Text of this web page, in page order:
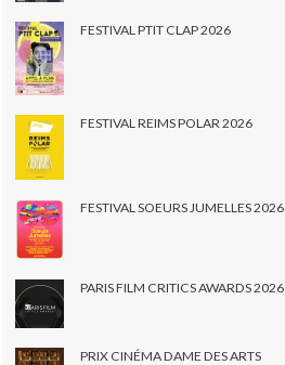
FESTIVAL PTIT CLAP 2026
FESTIVAL REIMS POLAR 2026
FESTIVAL SOEURS JUMELLES 2026
PARIS FILM CRITICS AWARDS 2026
PRIX CINÉMA DAME DES ARTS